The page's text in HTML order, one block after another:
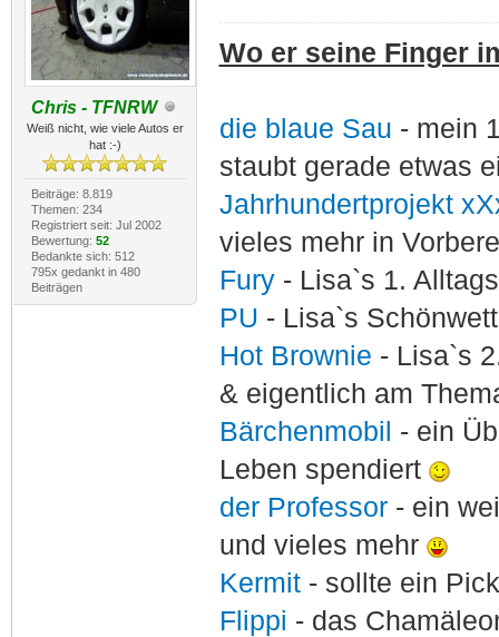
Chris - TFNRW
Weiß nicht, wie viele Autos er
hat :-)
Beiträge: 8.819
Themen: 234
Registriert seit: Jul 2002
Bewertung: 52
Bedankte sich: 512
795x gedankt in 480
Beiträgen
Wo er seine Finger
die blaue Sau - mein
staubt gerade etwas
Jahrhundertprojekt
vieles mehr in
Fury - Lisa`s 1.
PU - Lisa`s
Hot Brownie - Lisa`s
& eigentlich am
Bärchenmobil - ein
Leben spendiert
der Professor - ein
und vieles mehr
Kermit- sollte ein
Flippi - das